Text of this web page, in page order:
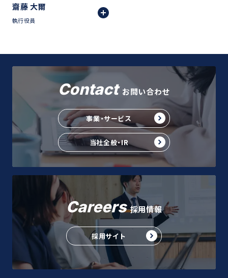
齋藤 大爾
執行役員
Contact お問い合わせ
事業・サービス
当社全般・IR
Careers 採用情報
採用サイト